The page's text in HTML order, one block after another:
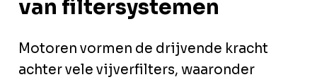
van filtersystemen
Motoren vormen de drijvende kracht
achter vele vijverfilters, waaronder